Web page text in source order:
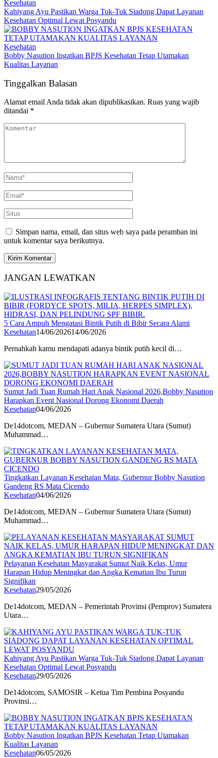
Kesehatan
Kahiyang Ayu Pastikan Warga Tuk-Tuk Siadong Dapat Layanan
Kesehatan Optimal Lewat Posyandu
Kesehatan
Bobby Nasution Ingatkan BPJS Kesehatan Tetap Utamakan
Kualitas Layanan
Tinggalkan Balasan
Alamat email Anda tidak akan dipublikasikan. Ruas yang wajib
ditandai *
Simpan nama, email, dan situs web saya pada peramban ini
untuk komentar saya berikutnya.
JANGAN LEWATKAN
5 Cara Ampuh Mengatasi Bintik Putih di Bibir Secara Alami
Kesehatan14/06/202614/06/2026
Pernahkah kamu mendapati adanya bintik putih kecil di…
Sumut Jadi Tuan Rumah Hari Anak Nasional 2026,Bobby Nasution
Harapkan Event Nasional Dorong Ekonomi Daerah
Kesehatan04/06/2026
De14dotcom, MEDAN – Gubernur Sumatera Utara (Sumut)
Muhammad…
Tingkatkan Layanan Kesehatan Mata, Gubernur Bobby Nasution
Gandeng RS Mata Cicendo
Kesehatan04/06/2026
De14dotcom, MEDAN – Gubernur Sumatera Utara (Sumut)
Muhammad…
Pelayanan Kesehatan Masyarakat Sumut Naik Kelas, Umur
Harapan Hidup Meningkat dan Angka Kematian Ibu Turun
Signifikan
Kesehatan29/05/2026
De14dotcom, MEDAN – Pemerintah Provinsi (Pemprov) Sumatera
Utara…
Kahiyang Ayu Pastikan Warga Tuk-Tuk Siadong Dapat Layanan
Kesehatan Optimal Lewat Posyandu
Kesehatan29/05/2026
De14dotcom, SAMOSIR – Ketua Tim Pembina Posyandu
Provinsi…
Bobby Nasution Ingatkan BPJS Kesehatan Tetap Utamakan
Kualitas Layanan
Kesehatan06/05/2026